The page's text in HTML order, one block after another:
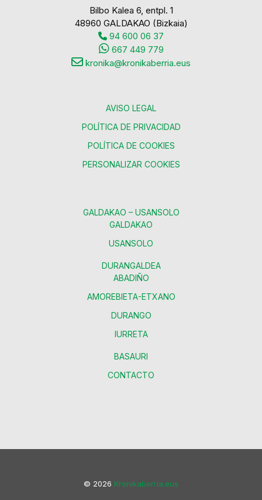
Bilbo Kalea 6, entpl. 1
48960 GALDAKAO (Bizkaia)
94 600 06 37
667 449 779
kronika@kronikaberria.eus
AVISO LEGAL
POLÍTICA DE PRIVACIDAD
POLÍTICA DE COOKIES
PERSONALIZAR COOKIES
GALDAKAO – USANSOLO
GALDAKAO
USANSOLO
DURANGALDEA
ABADIÑO
AMOREBIETA-ETXANO
DURANGO
IURRETA
BASAURI
CONTACTO
© 2026 Kronikaberria.eus